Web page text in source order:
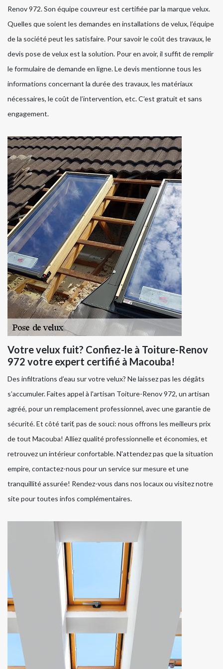
Renov 972. Son équipe couvreur est certifiée par la marque velux.
Quelles que soient les demandes en installations de velux, l’équipe
de la société peut les satisfaire. Pour savoir le coût des travaux, le
devis pose de velux est la solution. Pour en avoir, il suffit de remplir
le formulaire de demande en ligne. Le devis mentionne tous les
informations concernant la durée des travaux, les matériaux
nécessaires, le coût de l’intervention, etc. C’est gratuit et sans
engagement.
Votre velux fuit? Confiez-le à Toiture-Renov
972 votre expert certifié à Macouba!
Des infiltrations d’eau sur votre velux? Ne laissez pas les dégâts
s’accumuler. Faites appel à l'artisan Toiture-Renov 972, un artisan
agréé, pour un remplacement professionnel, avec une garantie de
sécurité. Et côté tarif, pas de souci: nous offrons les meilleurs prix
de tout Macouba! Alliez qualité professionnelle et économies, et
retrouvez un intérieur confortable. N'attendez pas que la situation
empire, contactez-nous pour un service sur mesure et une
tranquillité assurée! Rendez-vous dans nos locaux ou visitez notre
site pour toutes infos complémentaires.